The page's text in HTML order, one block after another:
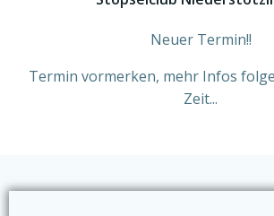
Neuer Termin!!
Termin vormerken, mehr Infos
Zeit...